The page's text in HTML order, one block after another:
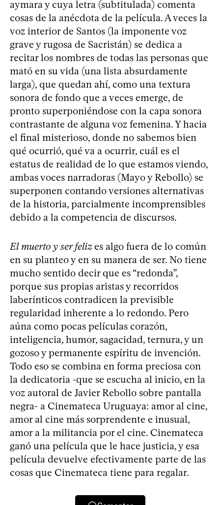
aymara y cuya letra (subtitulada) comenta
cosas de la anécdota de la película. A veces la
voz interior de Santos (la imponente voz
grave y rugosa de Sacristán) se dedica a
recitar los nombres de todas las personas que
mató en su vida (una lista absurdamente
larga), que quedan ahí, como una textura
sonora de fondo que a veces emerge, de
pronto superponiéndose con la capa sonora
contrastante de alguna voz femenina. Y hacia
el final misterioso, donde no sabemos bien
qué ocurrió, qué va a ocurrir, cuál es el
estatus de realidad de lo que estamos viendo,
ambas voces narradoras (Mayo y Rebollo) se
superponen contando versiones alternativas
de la historia, parcialmente incomprensibles
debido a la competencia de discursos.
El muerto y ser feliz es algo fuera de lo común
en su planteo y en su manera de ser. No tiene
mucho sentido decir que es “redonda”,
porque sus propias aristas y recorridos
laberínticos contradicen la previsible
regularidad inherente a lo redondo. Pero
aúna como pocas películas corazón,
inteligencia, humor, sagacidad, ternura, y un
gozoso y permanente espíritu de invención.
Todo eso se combina en forma preciosa con
la dedicatoria -que se escucha al inicio, en la
voz autoral de Javier Rebollo sobre pantalla
negra- a Cinemateca Uruguaya: amor al cine,
amor al cine más sorprendente e inusual,
amor a la militancia por el cine. Cinemateca
ganó una película que le hace justicia, y esa
película devuelve efectivamente parte de las
cosas que Cinemateca tiene para regalar.